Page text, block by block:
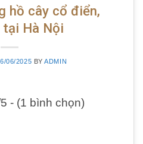
hồ cây cổ điển,
Hà Nội
06/2025 BYADMIN
- (1 bình chọn)